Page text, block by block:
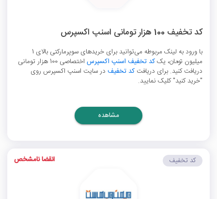
کد تخفیف 100 هزار تومانی اسنپ اکسپرس
با ورود به لینک مربوطه می‌توانید برای خریدهای سوپرمارکتی بالای 1
میلیون تومان، یککد تخفیف اسنپ اکسپرس
اختصاصی 100 هزار تومانی
دریافت کنید. برای دریافت کد تخفیف در سایت اسنپ اکسپرس روی
"خرید کنید" کلیک نمایید.
مشاهده
کد تخفیف انقضا نامشخص